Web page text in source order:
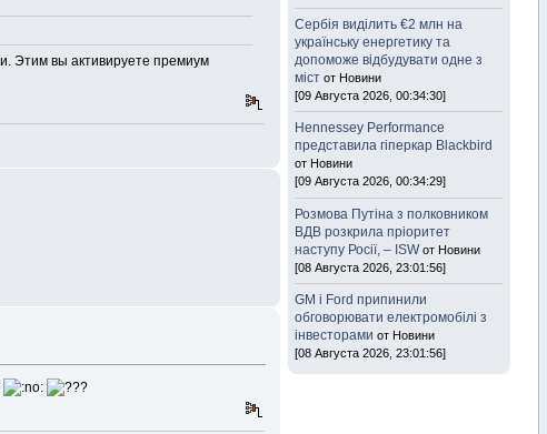
Этим вы активируете премиум
Сербія виділить €2 млн на
українську енергетику та
допоможе відбудувати одне з
міст от Новини
[09 Августа 2026, 00:34:30]
Hennessey Performance
представила гіперкар Blackbird
от Новини
[09 Августа 2026, 00:34:29]
Розмова Путіна з полковником
ВДВ розкрила пріоритет
наступу Росії, – ISW от Новини
[08 Августа 2026, 23:01:56]
GM і Ford припинили
обговорювати електромобілі з
інвесторами от Новини
[08 Августа 2026, 23:01:56]